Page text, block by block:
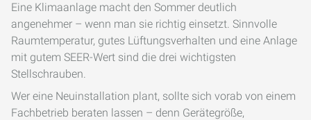
Eine Klimaanlage macht den Sommer deutlich
angenehmer – wenn man sie richtig einsetzt. Sinnvolle
Raumtemperatur, gutes Lüftungsverhalten und eine Anlage
mit gutem SEER-Wert sind die drei wichtigsten
Stellschrauben.
Wer eine Neuinstallation plant, sollte sich vorab von einem
Fachbetrieb beraten lassen – denn Gerätegröße,